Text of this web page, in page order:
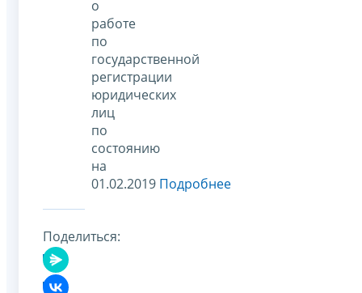
о
работе
по
государственной
регистрации
юридических
лиц
по
состоянию
на
01.02.2019 Подробнее
Поделиться: